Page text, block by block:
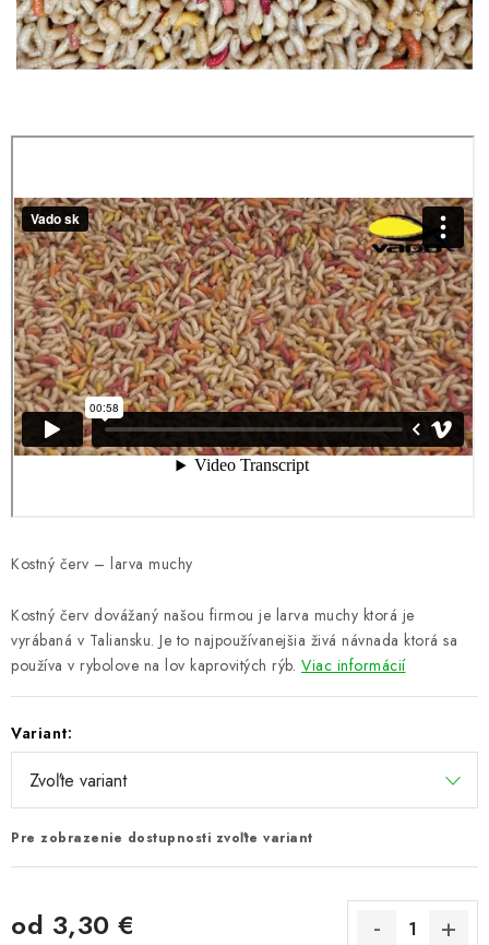
CAMPING
PRÚTY
KONTAKTY
ZNAČKY
Navštívte našu predajňu vo Dvoroch nad Žitavou »
Kostný červ – larva muchy
Kostný červ dovážaný našou firmou je larva muchy ktorá je
vyrábaná v Taliansku. Je to najpoužívanejšia živá návnada ktorá sa
používa v rybolove na lov kaprovitých rýb. Viac informácií
Variant:
Pre zobrazenie dostupnosti zvoľte variant
od 3,30 €